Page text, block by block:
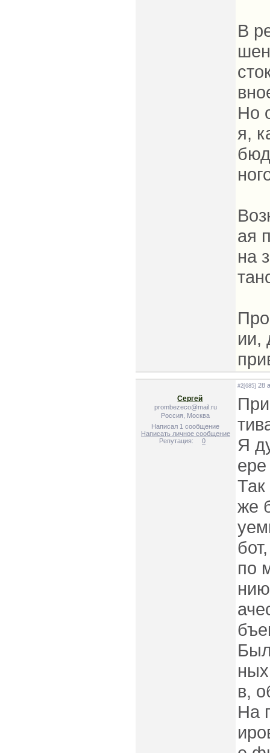
В
Но
я,
ая
на
ии,
Сергей
prombezeco@mail.ru
Россия, Москва
Написал 1 сообщение
Написать личное сообщение
Репутация:
0
#2[685] 28
Я
Так
же
по
в,
На